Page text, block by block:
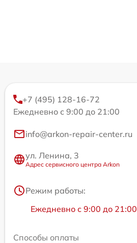
+7 (495) 128-16-72
Ежедневно с 9:00 до 21:00
info@arkon-repair-center.ru
ул. Ленина, 3
Адрес сервисного центра Arkon
Режим работы:
Ежедневно с 9:00 до 21:00
Способы оплаты